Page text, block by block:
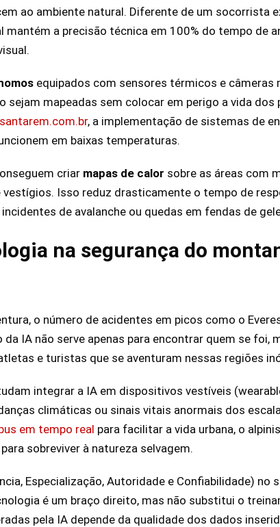
ao ambiente natural. Diferente de um socorrista
a precisão técnica em 100% do tempo de
equipados com sensores térmicos e câmeras
sejam mapeadas sem colocar em perigo a vida dos
, a implementação de sistemas de
em baixas temperaturas.
criar mapas de calor sobre as áreas com
vestígios. Isso reduz drasticamente o tempo de
de avalanche ou quedas em fendas de
na segurança do
o número de acidentes em picos como o
IA não serve apenas para encontrar quem se foi,
e turistas que se aventuram nessas regiões
integrar a IA em dispositivos vestíveis
climáticas ou sinais vitais anormais dos
em tempo real para facilitar a vida urbana, o
sobreviver à natureza selvagem.
Especialização, Autoridade e Confiabilidade) no
é um braço direito, mas não substitui o
pela IA depende da qualidade dos dados